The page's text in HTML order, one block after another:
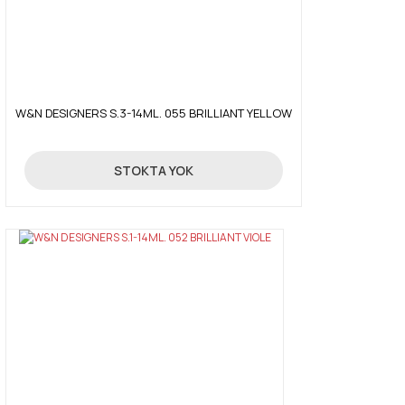
W&N DESIGNERS S.3-14ML. 055 BRILLIANT YELLOW
99,00 TL
STOKTA YOK